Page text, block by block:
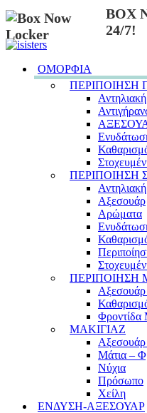
BOX
24/7!
ΟΜΟΡΦΙΑ
ΠΕΡΙΠΟΙΗΣΗ
ΠΕΡΙΠΟΙΗΣΗ
Αξεσουάρ
Αρώματα
ΠΕΡΙΠΟΙΗΣΗ
Φροντίδα
ΜΑΚΙΓΙΑΖ
Αξεσουάρ
Μάτια –
Νύχια
Πρόσωπο
Χείλη
ΕΝΔΥΣΗ-ΑΞΕΣΟΥΑΡ